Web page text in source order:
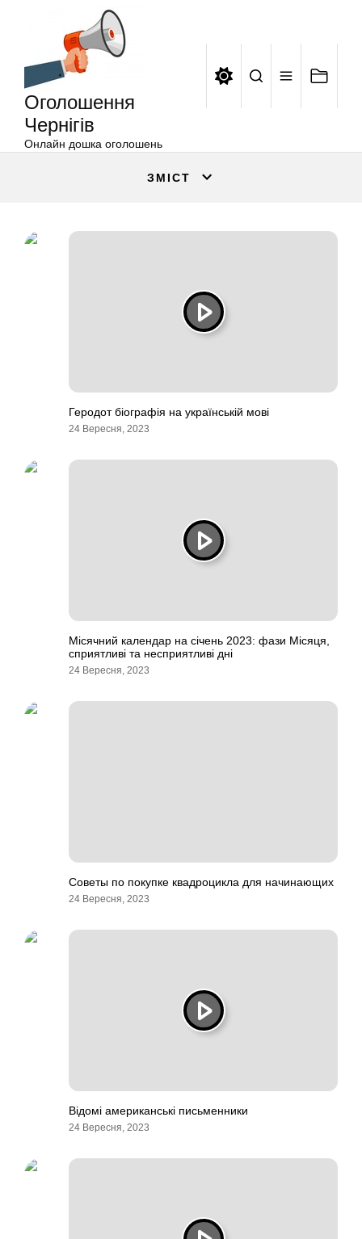
Оголошення
Чернігів
Онлайн дошка оголошень
ЗМІСТ
Геродот біографія на українській мові
24 Вересня, 2023
Місячний календар на січень 2023: фази Місяця,
сприятливі та несприятливі дні
24 Вересня, 2023
Советы по покупке квадроцикла для начинающих
24 Вересня, 2023
Відомі американські письменники
24 Вересня, 2023